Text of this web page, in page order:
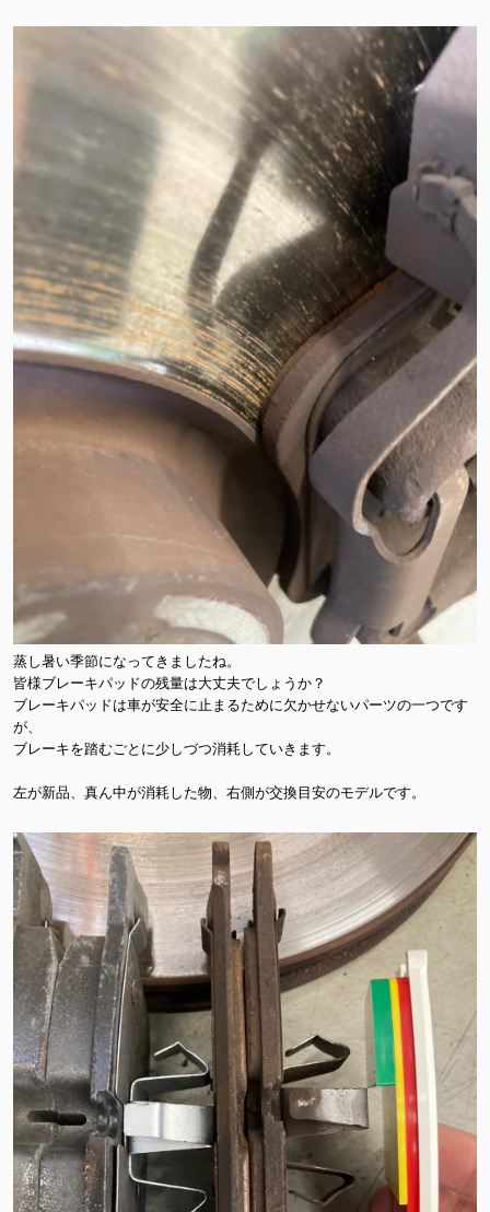
蒸し暑い季節になってきましたね。
皆様ブレーキパッドの残量は大丈夫でしょうか？
ブレーキパッドは車が安全に止まるために欠かせないパーツの一つです
が、
ブレーキを踏むごとに少しづつ消耗していきます。
左が新品、真ん中が消耗した物、右側が交換目安のモデルです。